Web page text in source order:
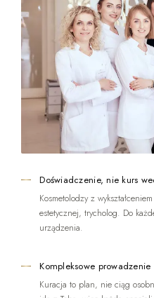
Doświadczenie, nie kurs
Kosmetolodzy z
estetycznej, trycholog. Do
urządzenia.
Kompleksowe prowadzenie
Kuracja to plan, nie ciąg